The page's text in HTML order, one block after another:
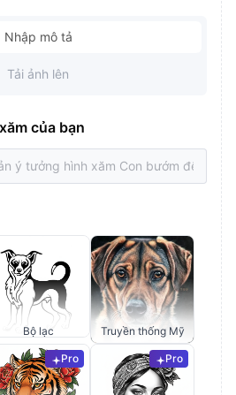
Nhập mô tả
Tải ảnh lên
của bạn
Bộ lạc Truyền thống Mỹ
Pro Pro